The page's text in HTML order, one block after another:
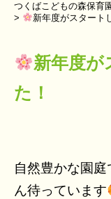
つくばこどもの森保育
>
新年度がスタート
新年度が
た！
自然豊かな園
ん待っています